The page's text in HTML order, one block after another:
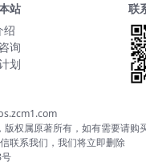
站
绍
询
划
联
权属原著所有，如有需要请购
联系我们，我们将立即删除